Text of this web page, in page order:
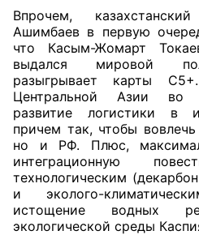
Впрочем,
Ашимбаев в первую
что Касым-Жомарт
выдался мировой
разыгрывает карты
Центральной Азии во
развитие логистики в
причем так, чтобы
но и РФ. Плюс,
интеграционную
технологическим
и эколого-
истощение водных
экологической среды